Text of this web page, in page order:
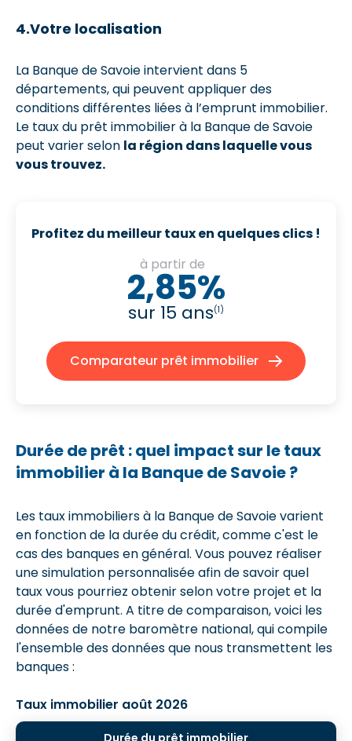
4.Votre localisation
La Banque de Savoie intervient dans 5
départements, qui peuvent appliquer des
conditions différentes liées à l’emprunt immobilier.
Le taux du prêt immobilier à la Banque de Savoie
peut varier selon la région dans laquelle vous
vous trouvez.
Profitez du meilleur taux en quelques clics !
à partir de
2,85%
sur 15 ans(1)
Comparateur prêt immobilier
Durée de prêt : quel impact sur le taux
immobilier à la Banque de Savoie ?
Les taux immobiliers à la Banque de Savoie varient
en fonction de la durée du crédit, comme c'est le
cas des banques en général. Vous pouvez réaliser
une simulation personnalisée afin de savoir quel
taux vous pourriez obtenir selon votre projet et la
durée d'emprunt. A titre de comparaison, voici les
données de notre baromètre national, qui compile
l'ensemble des données que nous transmettent les
banques :
Taux immobilier août 2026